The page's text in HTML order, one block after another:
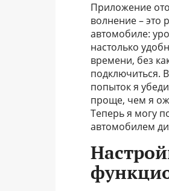
Приложение
волнение – это
автомобиле:
настолько
времени, без
подключиться.
попыток я
проще, чем я
Теперь я могу
автомобилем